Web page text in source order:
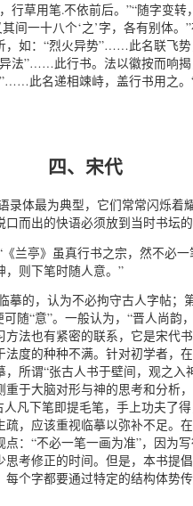
行草用笔.不依前后。”“随字变
间一十八个‘之’字，各有别体
，如：“烈火异势”……此名联飞
法”……此行书。法以徽按而响
”……此名递相竦峙，盖行书用之
四、宋代
体最为典型，它们常常闪烁着
而出的快语必须放到当时书坛
兰亭》虽真行书之宗，然不必一
，则下笔时随人意。”
的，认为不必拘守古人字帖；
随“意”。一般认为，“晋人尚韵
法也有紧密的联系，它是宋代
度的种种不满。针对初学者，
，所谓“张古人书于壁间，观之入
于大脑对形与神的思考和分析
凡下笔即提毛笔，手上功夫了
，应该重视临摹以弥补不足。
：“不必一笔一画为准”，因为
考修正的时间。但是，本书提
个字都要通过特定的结构体势